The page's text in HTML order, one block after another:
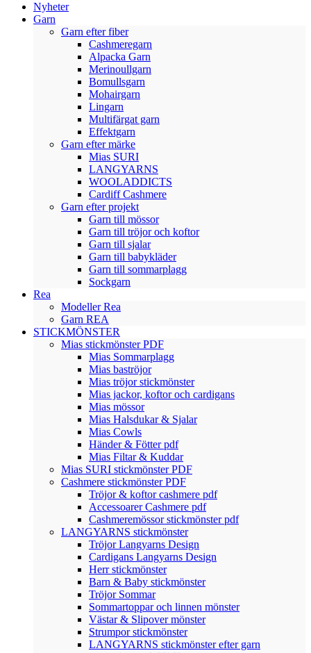
Nyheter
Garn
Garn efter fiber
Cashmeregarn
Alpacka Garn
Merinoullgarn
Bomullsgarn
Mohairgarn
Lingarn
Multifärgat garn
Effektgarn
Garn efter märke
Mias SURI
LANGYARNS
WOOLADDICTS
Cardiff Cashmere
Garn efter projekt
Garn till mössor
Garn till tröjor och koftor
Garn till sjalar
Garn till babykläder
Garn till sommarplagg
Sockgarn
Rea
Modeller Rea
Garn REA
STICKMÖNSTER
Mias stickmönster PDF
Mias Sommarplagg
Mias baströjor
Mias tröjor stickmönster
Mias jackor, koftor och cardigans
Mias mössor
Mias Halsdukar & Sjalar
Mias Cowls
Händer & Fötter pdf
Mias Filtar & Kuddar
Mias SURI stickmönster PDF
Cashmere stickmönster PDF
Tröjor & koftor cashmere pdf
Accessoarer Cashmere pdf
Cashmeremössor stickmönster pdf
LANGYARNS stickmönster
Tröjor Langyarns Design
Cardigans Langyarns Design
Herr stickmönster
Barn & Baby stickmönster
Tröjor Sommar
Sommartoppar och linnen mönster
Västar & Slipover mönster
Strumpor stickmönster
LANGYARNS stickmönster efter garn